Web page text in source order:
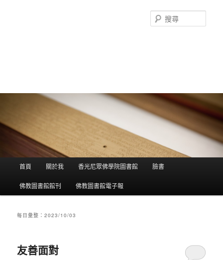
尋
跳到主內容
跳到第二內容
首頁 關於我 香光尼眾佛學院圖書館 臉書
佛教圖書館館刊 佛教圖書館電子報
每日彙整：2023/10/03
友善面對